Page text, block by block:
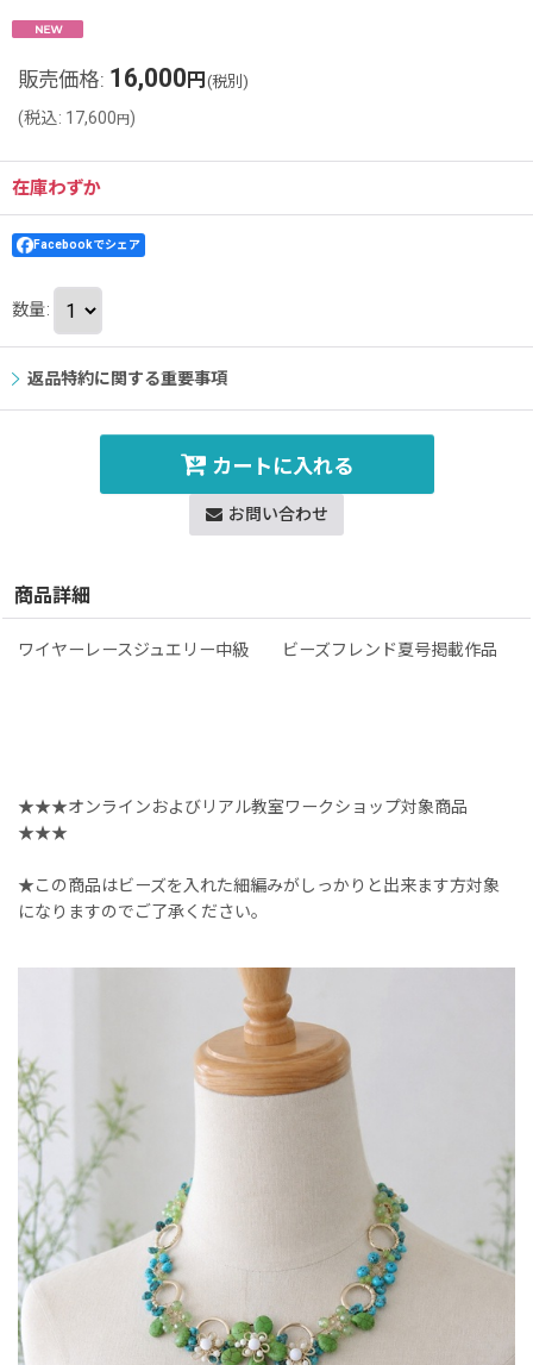
販売価格: 16,000 円 (税別)
(税込: 17,600 円 )
在庫わずか
Facebookでシェア
数量:
返品特約に関する重要事項
カートに入れる
お問い合わせ
商品詳細
ワイヤーレースジュエリー中級 ビーズフレンド夏号掲載作品
★★★オンラインおよびリアル教室ワークショップ対象商品
★★★
★この商品はビーズを入れた細編みがしっかりと出来ます方対象
になりますのでご了承ください。